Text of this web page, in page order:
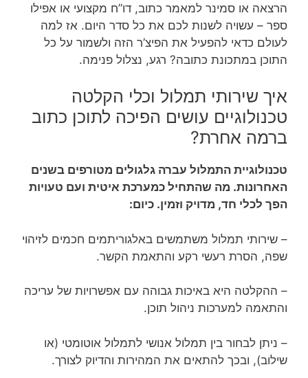
הרצאה או סמינר למאמר כתוב, דו”ח מקצועי או אפילו
ספר – עשויה לשנות לכם את כל סדר היום. אז למה
לעולם כדאי להפעיל את הפיצ’ר הזה ולשמור על כל
התוכן במתכונת כתובה? רגע, נצלול פנימה.
איך שירותי תמלול וכלי הקלטה
טכנולוגיים עושים הפיכה לתוכן כתוב
ברמה אחרת?
טכנולוגיית התמלול עברה גלגולים מטורפים בשנים
האחרונות. מה שהתחיל כמערכת איטית ועם טעויות
הפך לכלי חד, מדויק וזמין. כיום:
– שירותי תמלול משתמשים באלגוריתמים חכמים לזיהוי
שפה, הסרת רעשי רקע והתאמת הקשר.
– ההקלטה היא באיכות גבוהה עם אפשרויות של עריכה
והתאמה למערכות ניהול תוכן.
– ניתן לבחור בין תמלול אנושי לתמלול אוטומטי (או
שילוב), ובכך להתאים את המהירות והדיוק לצורך.